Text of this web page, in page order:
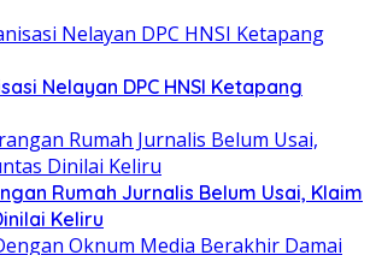
Nelayan DPC HNSI Ketapang
Rumah Jurnalis Belum Usai, Klaim
Keliru